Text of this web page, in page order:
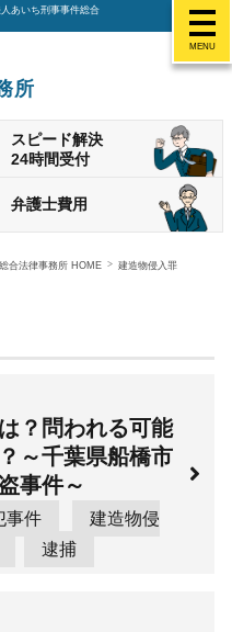
MENU
あいち刑事事件総合
所
スピード解決
24時間受付
弁護士費用
合法律事務所 HOME 建造物侵入罪
？問われる可能
～千葉県船橋市
事件～
事件
建造物侵
逮捕